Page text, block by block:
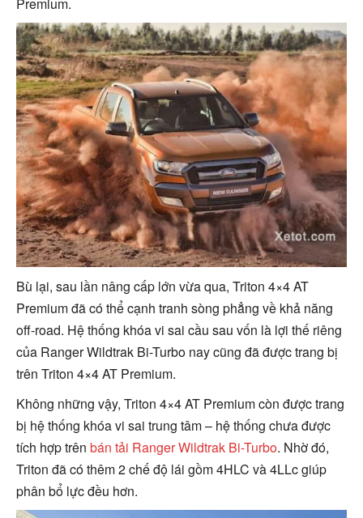
Bù lại, sau lần nâng cấp lớn vừa qua, Triton 4×4 AT
Premium đã có thể cạnh tranh sòng phẳng về khả năng
off-road. Hệ thống khóa vi sai cầu sau vốn là lợi thế riêng
của Ranger Wildtrak Bi-Turbo nay cũng đã được trang bị
trên Triton 4×4 AT Premium.
Không những vậy, Triton 4×4 AT Premium còn được trang
bị hệ thống khóa vi sai trung tâm – hệ thống chưa được
tích hợp trên bán tải Ranger Wildtrak Bi-Turbo. Nhờ đó,
Triton đã có thêm 2 chế độ lái gồm 4HLC và 4LLc giúp
phân bổ lực đều hơn.